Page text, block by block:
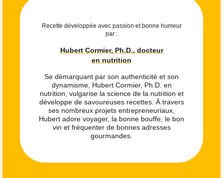
Recette développée avec passion et bonne humeur
par :
Hubert Cormier, Ph.D., docteur
en nutrition
Se démarquant par son authenticité et son
dynamisme, Hubert Cormier, Ph.D. en
nutrition, vulgarise la science de la nutrition et
développe de savoureuses recettes. À travers
ses nombreux projets entrepreneuriaux,
Hubert adore voyager, la bonne bouffe, le bon
vin et fréquenter de bonnes adresses
gourmandes.